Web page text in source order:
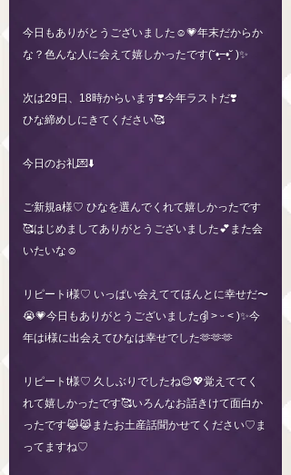
今日もありがとうございました☺️💗年末だからか
な？色んな人に会えて嬉しかったです(˘•̥⧿•̥˘ )✨️
次は29日、18時からいます❣️今年ラストだ❣️
ひな締めしにきてください🥰
今日のお礼💌⬇️
ご新規a様♡ ひなを選んでくれて嬉しかったです
🥰はじめましてありがとうございました💕また会
いたいな☺️
リピートi様♡ いっぱい会えててほんとに幸せだ〜
😭💗今日もありがとうございましたദ്ദി ˃ ᵕ ˂ )✨️今
年はi様に出会えてひなは幸せでした‪🫶‪🫶‪🫶
リピートt様♡ 久しぶりでしたね😊💖覚えててく
れて嬉しかったです🥰いろんなお話きけて面白か
ったです😹😹またお土産話聞かせてください♡ま
ってますね♡